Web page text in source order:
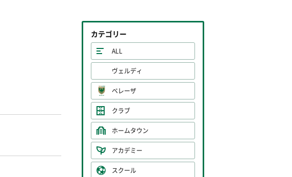
カテゴリー
ALL
ヴェルディ
ベレーザ
クラブ
ホームタウン
アカデミー
スクール